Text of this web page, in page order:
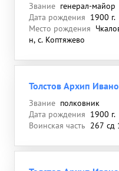
Звание генерал-майор
Дата рождения 1900 г.
Место рождения
н, с. Коптяжево
Толстов Архип
Звание полковник
Дата рождения 1900 г.
Воинская часть 267